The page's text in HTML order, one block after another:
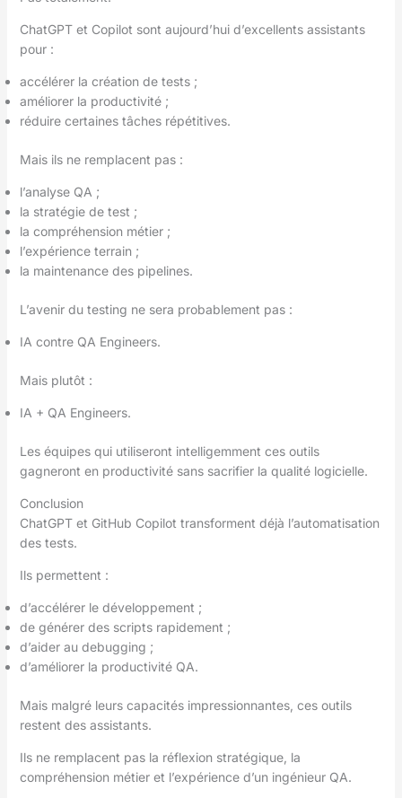
ChatGPT et Copilot sont aujourd’hui d’excellents assistants
pour :
accélérer la création de tests ;
améliorer la productivité ;
réduire certaines tâches répétitives.
Mais ils ne remplacent pas :
l’analyse QA ;
la stratégie de test ;
la compréhension métier ;
l’expérience terrain ;
la maintenance des pipelines.
L’avenir du testing ne sera probablement pas :
IA contre QA Engineers.
Mais plutôt :
IA + QA Engineers.
Les équipes qui utiliseront intelligemment ces outils
gagneront en productivité sans sacrifier la qualité logicielle.
Conclusion
ChatGPT et GitHub Copilot transforment déjà l’automatisation
des tests.
Ils permettent :
d’accélérer le développement ;
de générer des scripts rapidement ;
d’aider au debugging ;
d’améliorer la productivité QA.
Mais malgré leurs capacités impressionnantes, ces outils
restent des assistants.
Ils ne remplacent pas la réflexion stratégique, la
compréhension métier et l’expérience d’un ingénieur QA.